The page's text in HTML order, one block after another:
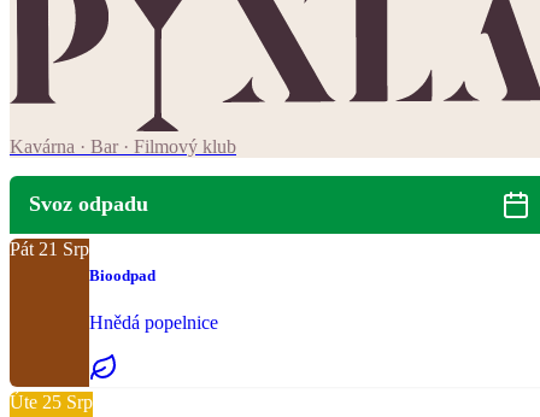
Kavárna · Bar · Filmový klub
Svoz odpadu
Pát 21 Srp
Bioodpad
Hnědá popelnice
Úte 25 Srp